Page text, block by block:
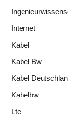
Internet
Kabel
Kabel Bw
Kabel
Kabelbw
Lte